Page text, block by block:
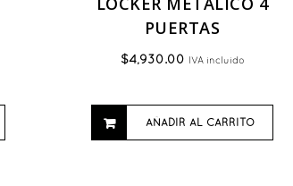
PUERTAS
$4,930.00 IVA incluido
AÑADIR AL CARRITO